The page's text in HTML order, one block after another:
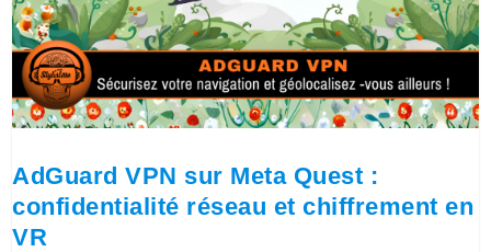
AdGuard VPN sur Meta Quest :
confidentialité réseau et chiffrement en
VR